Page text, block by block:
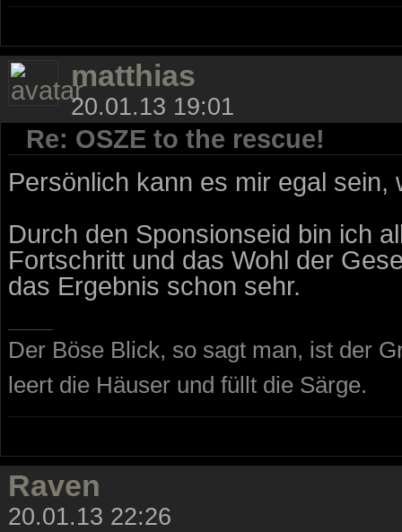
matthias
20.01.13 19:01
Re: OSZE to the rescue!
Persönlich kann es mir egal sein,
Durch den Sponsionseid bin ich
Fortschritt und das Wohl der
das Ergebnis schon sehr.
Der Böse Blick, so sagt man, ist der
leert die Häuser und füllt die Särge.
Raven
20.01.13 22:26